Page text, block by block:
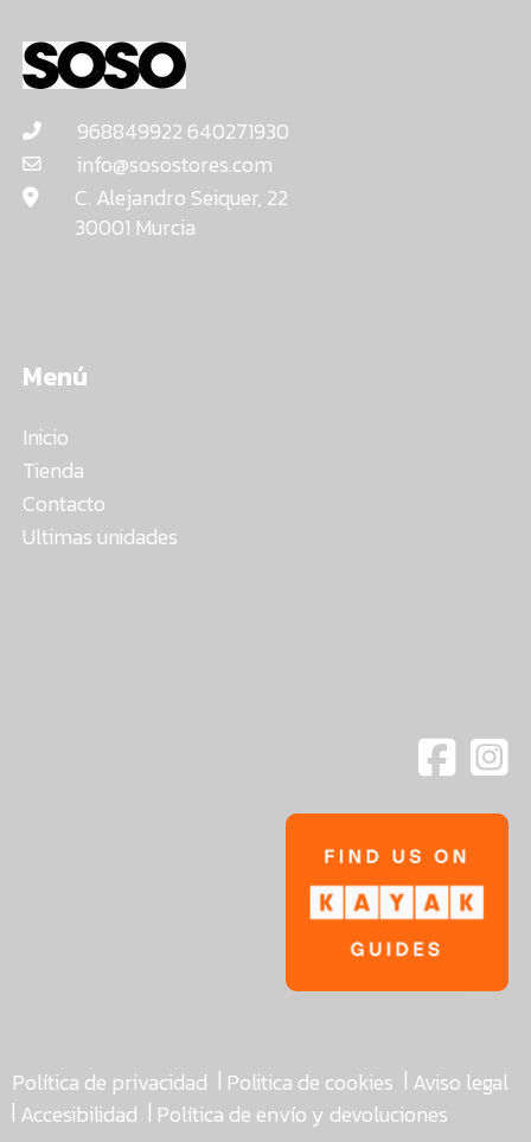
968849922 640271930
info@sosostores.com
C. Alejandro Seiquer, 22
30001 Murcia
Menú
Inicio
Tienda
Contacto
Ultimas unidades
Política de privacidad | Politica de cookies | Aviso legal
| Accesibilidad | Política de envío y devoluciones